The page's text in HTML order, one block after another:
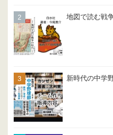
地図で読む戦
新時代の中学